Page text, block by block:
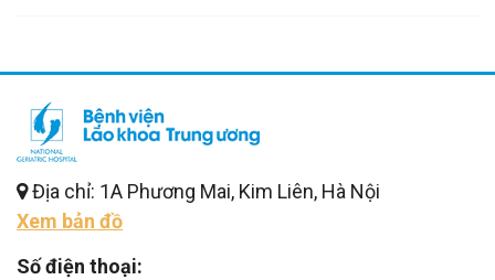
Địa chỉ: 1A Phương Mai, Kim Liên, Hà Nội
Xem bản đồ
Số điện thoại: